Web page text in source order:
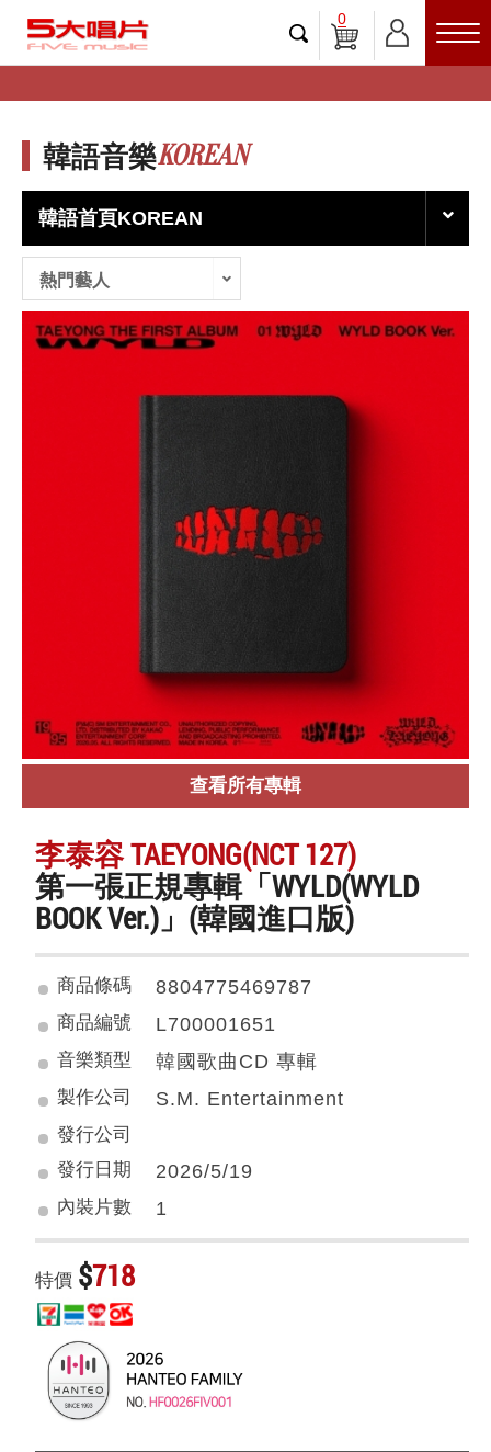
0
韓語音樂KOREAN
韓語首頁KOREAN
熱門藝人
查看所有專輯
李泰容 TAEYONG(NCT 127)
第一張正規專輯「WYLD(WYLD
BOOK Ver.)」(韓國進口版)
商品條碼 8804775469787
商品編號 L700001651
音樂類型 韓國歌曲CD 專輯
製作公司 S.M. Entertainment
發行公司
發行日期
2026/5/19
內裝片數 1
特價 $718